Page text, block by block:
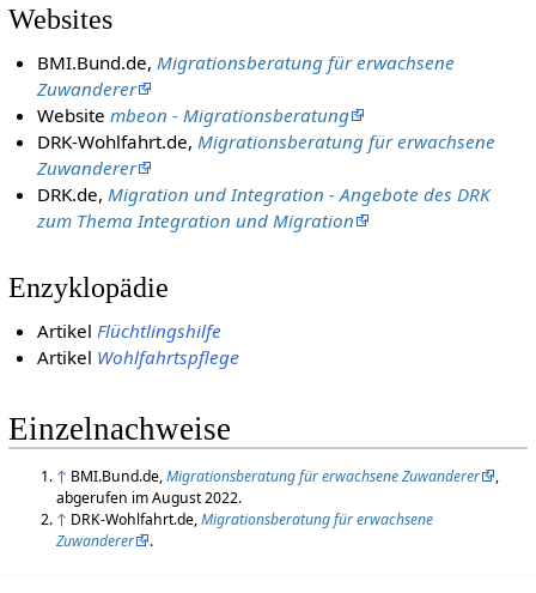
Websites
BMI.Bund.de,Migrationsberatung für erwachsene
Zuwanderer
Websitembeon - Migrationsberatung
DRK-Wohlfahrt.de,Migrationsberatung für erwachsene
Zuwanderer
DRK.de,Migration und Integration - Angebote des DRK
zum Thema Integration und Migration
Enzyklopädie
Artikel Flüchtlingshilfe
Artikel Wohlfahrtspflege
Einzelnachweise
↑ BMI.Bund.de,Migrationsberatung für erwachsene Zuwanderer
,
abgerufen im August 2022.
↑ DRK-Wohlfahrt.de,Migrationsberatung für erwachsene
Zuwanderer
.